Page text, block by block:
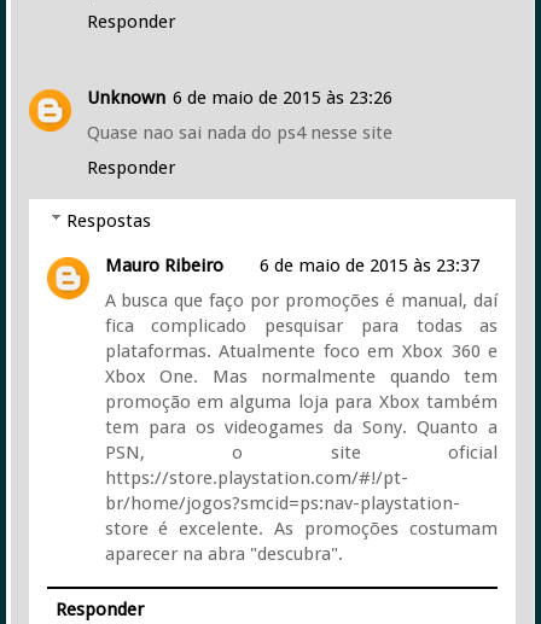
Responder
Unknown 6 de maio de 2015 às 23:26
Quase nao sai nada do ps4 nesse site
Responder
Respostas
Mauro Ribeiro
6 de maio de 2015 às 23:37
A busca que faço por promoções é manual, daí
fica complicado pesquisar para todas as
plataformas. Atualmente foco em Xbox 360 e
Xbox One. Mas normalmente quando tem
promoção em alguma loja para Xbox também
tem para os videogames da Sony. Quanto a
PSN, o site oficial
https://store.playstation.com/#!/pt-
br/home/jogos?smcid=ps:nav-playstation-
store é excelente. As promoções costumam
aparecer na abra "descubra".
Responder